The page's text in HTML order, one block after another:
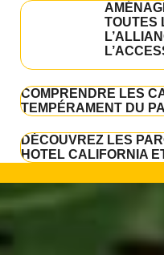
TOUTES
COMPRENDRE LES
TEMPÉRAMENT DU
DÉCOUVREZ LES
HOTEL CALIFORNIA